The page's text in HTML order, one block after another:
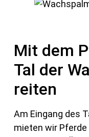
Mit dem
Tal der
reiten
Am Eingang des
mieten wir Pferde